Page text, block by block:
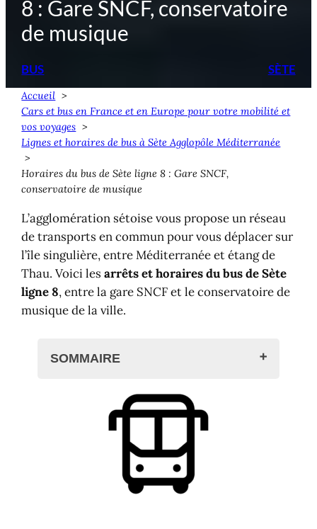
8 : Gare SNCF, conservatoire
de musique
BUS SÈTE
Accueil
Cars et bus en France et en Europe pour votre mobilité et
vos voyages
Lignes et horaires de bus à Sète Agglopôle Méditerranée
Horaires du bus de Sète ligne 8 : Gare SNCF,
conservatoire de musique
L’agglomération sétoise vous propose un réseau
de transports en commun pour vous déplacer sur
l’île singulière, entre Méditerranée et étang de
Thau. Voici lesarrêts et horaires du bus de Sète
ligne 8, entre la gare SNCF et le conservatoire de
musique de la ville.
SOMMAIRE
Les bus à Sète ?
Le bus de Sète ligne 8
Plan de la ligne 8 à Sète
Les arrêts
Horaires du bus de Sète ligne 8
Les correspondances